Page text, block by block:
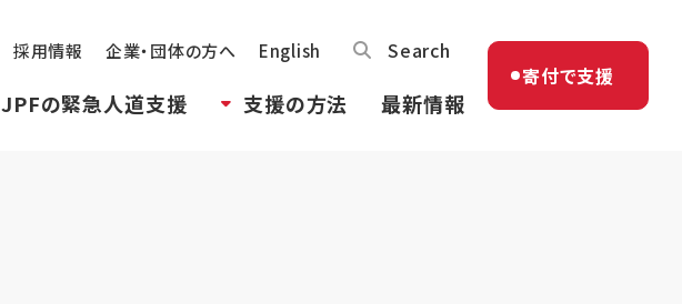
採用情報 企業・団体の方へ English Search
JPFの緊急人道支援 支援の方法 最新情報
寄付で支援